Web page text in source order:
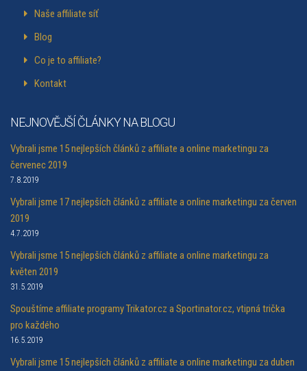
Naše affiliate síť
Blog
Co je to affiliate?
Kontakt
NEJNOVĚJŠÍ ČLÁNKY NA BLOGU
Vybrali jsme 15 nejlepších článků z affiliate a online marketingu za
červenec 2019
7.8.2019
Vybrali jsme 17 nejlepších článků z affiliate a online marketingu za červen
2019
4.7.2019
Vybrali jsme 15 nejlepších článků z affiliate a online marketingu za
květen 2019
31.5.2019
Spouštíme affiliate programy Trikator.cz a Sportinator.cz, vtipná trička
pro každého
16.5.2019
Vybrali jsme 15 nejlepších článků z affiliate a online marketingu za duben